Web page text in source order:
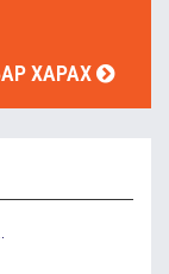
ХАРАХ